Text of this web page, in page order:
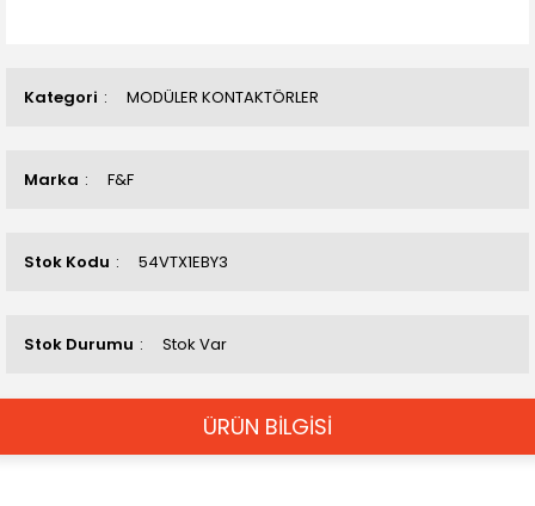
Kategori MODÜLER KONTAKTÖRLER
Marka F&F
Stok Kodu 54VTX1EBY3
Stok Durumu Stok Var
ÜRÜN BİLGİSİ